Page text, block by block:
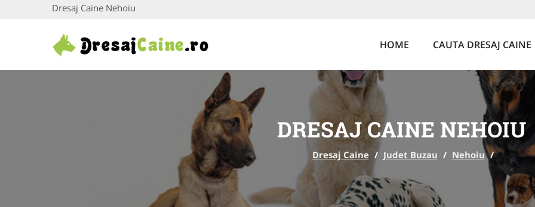
Dresaj Caine Nehoiu
HOME CAUTA DRESAJ CAINE
DRESAJ CAINE NEHOIU
Dresaj Caine / Judet Buzau / Nehoiu /